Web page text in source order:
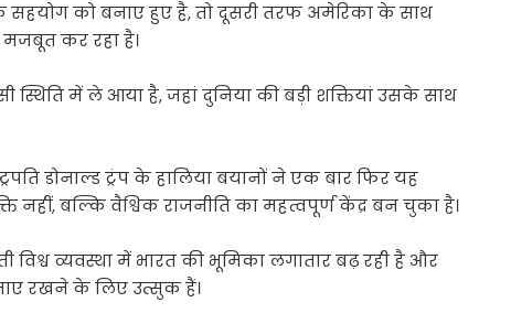
को बनाए हुए है, तो दूसरी तरफ अमेरिका के साथ
मजबूत कर रहा है।
में ले आया है, जहां दुनिया की बड़ी शक्तियां उसके साथ
डोनाल्ड ट्रंप के हालिया बयानों ने एक बार फिर यह
नहीं, बल्कि वैश्विक राजनीति का महत्वपूर्ण केंद्र बन चुका है।
व्यवस्था में भारत की भूमिका लगातार बढ़ रही है और
रखने के लिए उत्सुक हैं।